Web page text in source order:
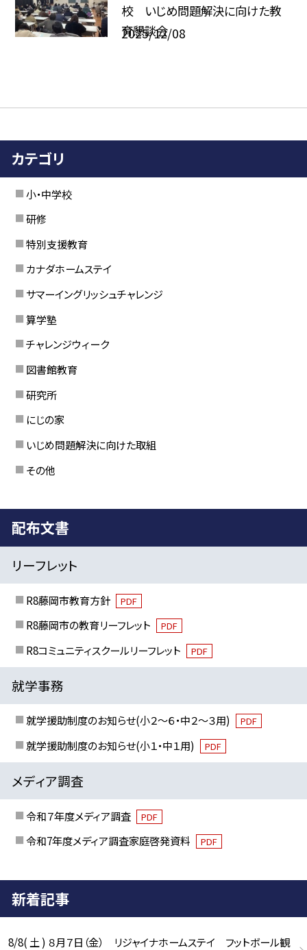
校 いじめ問題解決に向けた教
育懇談会
2025/12/08
カテゴリ
小・中学校
研修
特別支援教育
カナダホームステイ
サマーイングリッシュチャレンジ
算学塾
チャレンジウィーク
図書館教育
研究所
にじの家
いじめ問題解決に向けた取組
その他
配布文書
リーフレット
R8藤岡市教育方針 PDF
R8藤岡市の教育リーフレット PDF
R8コミュニティスクールリーフレット PDF
就学事務
就学援助制度のお知らせ(小２～６・中２～３用) PDF
就学援助制度のお知らせ(小１・中１用) PDF
メディア調査
令和７年度メディア調査 PDF
令和7年度メディア調査家庭啓発資料 PDF
新着記事
8/8( 土 ) ８月７日（金） リジャイナホームステイ フットボール観